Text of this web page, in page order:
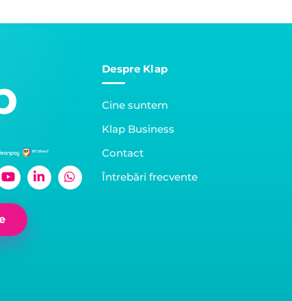
Despre Klap
Cine suntem
Klap Business
Contact
Întrebări frecvente